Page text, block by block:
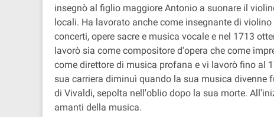
insegnò al figlio maggiore Antonio a suonare il
locali. Ha lavorato anche come insegnante di
concerti, opere sacre e musica vocale e nel 1713
lavorò sia come compositore d'opera che come
come direttore di musica profana e vi lavorò fino al
sua carriera diminuì quando la sua musica divenne
di Vivaldi, sepolta nell'oblio dopo la sua morte.
amanti della musica.